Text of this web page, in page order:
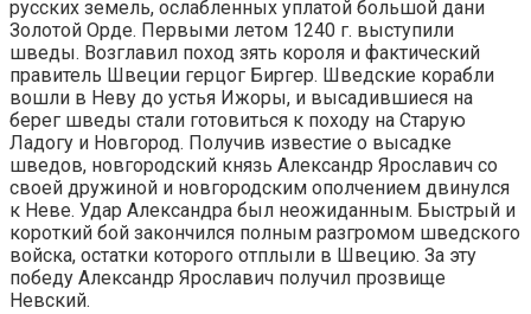
русских земель, ослабленных уплатой большой дани
Золотой Орде. Первыми летом 1240 г. выступили
шведы. Возглавил поход зять короля и фактический
правитель Швеции герцог Биргер. Шведские корабли
вошли в Неву до устья Ижоры, и высадившиеся на
берег шведы стали готовиться к походу на Старую
Ладогу и Новгород. Получив известие о высадке
шведов, новгородский князь Александр Ярославич со
своей дружиной и новгородским ополчением двинулся
к Неве. Удар Александра был неожиданным. Быстрый и
короткий бой закончился полным разгромом шведского
войска, остатки которого отплыли в Швецию. За эту
победу Александр Ярославич получил прозвище
Невский.